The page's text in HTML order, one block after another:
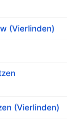
(Vierlinden)
(Vierlinden)